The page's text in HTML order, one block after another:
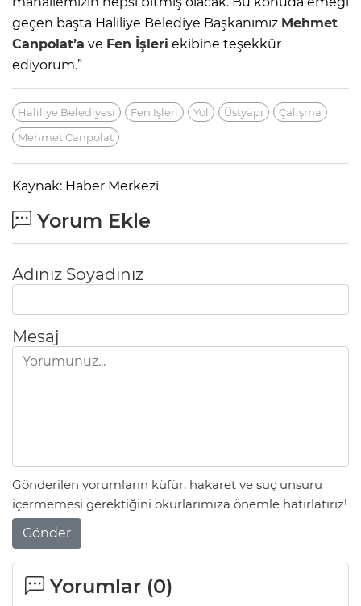
geçen başta Haliliye Belediye Başkanımız Mehmet
Canpolat’a ve Fen İşleri ekibine teşekkür
ediyorum.”
Haliliye Belediyesi Fen Işleri Yol Üstyapı
Çalışma
Mehmet Canpolat
Kaynak: Haber Merkezi
Yorum Ekle
Adınız Soyadınız
Mesaj
Gönderilen yorumların küfür, hakaret ve suç unsuru
içermemesi gerektiğini okurlarımıza önemle hatırlatırız!
Gönder
Yorumlar (0)